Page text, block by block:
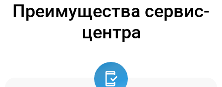
Преимущества сервис-
центра